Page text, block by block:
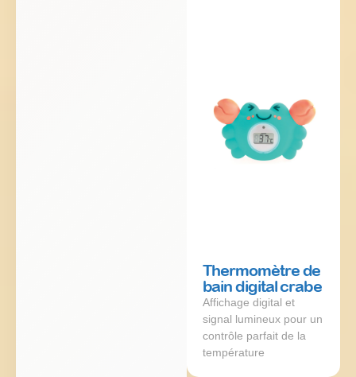
Thermomètre de
bain digital crabe
Affichage digital et
signal lumineux pour un
contrôle parfait de la
température